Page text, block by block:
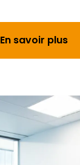
En savoir plus